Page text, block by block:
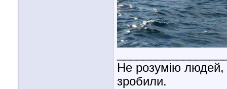
Не розумію людей,
зробили.